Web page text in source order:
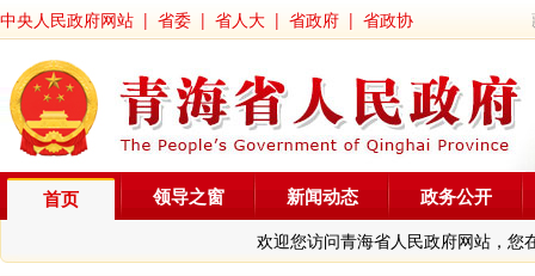
中央人民政府网站 | 省委 | 省人大 | 省政府 | 省政协
首页
欢迎您访问青海省人民政府网站，您
领导之窗 新闻动态 政务公开